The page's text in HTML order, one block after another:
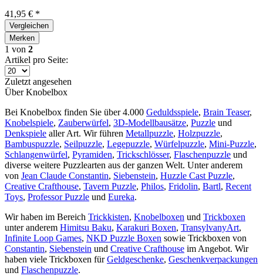
41,95 € *
Vergleichen
Merken
1 von 2
Artikel pro Seite:
Zuletzt angesehen
Über Knobelbox
Bei Knobelbox finden Sie über 4.000 Geduldsspiele, Brain Teaser,
Knobelspiele, Zauberwürfel, 3D-Modellbausätze, Puzzle und
Denkspiele aller Art. Wir führen Metallpuzzle, Holzpuzzle,
Bambuspuzzle, Seilpuzzle, Legepuzzle, Würfelpuzzle, Mini-Puzzle,
Schlangenwürfel, Pyramiden, Trickschlösser, Flaschenpuzzle und
diverse weitere Puzzlearten aus der ganzen Welt. Unter anderem
von Jean Claude Constantin, Siebenstein, Huzzle Cast Puzzle,
Creative Crafthouse, Tavern Puzzle, Philos, Fridolin, Bartl, Recent
Toys, Professor Puzzle und Eureka.
Wir haben im Bereich Trickkisten, Knobelboxen und Trickboxen
unter anderem Himitsu Baku, Karakuri Boxen, TransylvanyArt,
Infinite Loop Games, NKD Puzzle Boxen sowie Trickboxen von
Constantin, Siebenstein und Creative Crafthouse im Angebot. Wir
haben viele Trickboxen fürGeldgeschenke, Geschenkverpackungen
und Flaschenpuzzle.